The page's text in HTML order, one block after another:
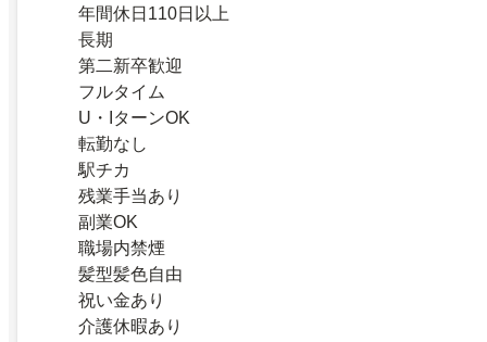
年間休日110日以上
長期
第二新卒歓迎
フルタイム
U・IターンOK
転勤なし
駅チカ
残業手当あり
副業OK
職場内禁煙
髪型髪色自由
祝い金あり
介護休暇あり